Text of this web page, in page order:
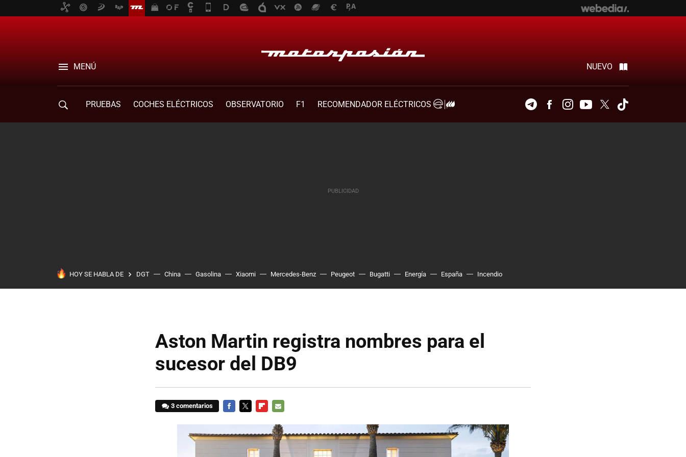
MENÚ NUEVO
PRUEBAS COCHES ELÉCTRICOS OBSERVATORIO F1
RECOMENDADOR ELÉCTRICOS
TelegramFacebookInstagramYoutubeTwitter
HOY SE HABLA DE DGT China Gasolina Xiaomi Mercedes-Benz Peugeot Bugatti Energía España Incendio
Aston Martin registra nombres para el
sucesor del DB9
3 comentarios
MAIL